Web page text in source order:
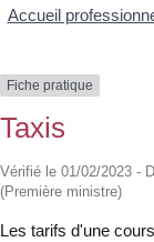
Accueil
Fiche pratique
Taxis
Vérifié le 01/02/2023 -
(Première ministre)
Les tarifs d'une